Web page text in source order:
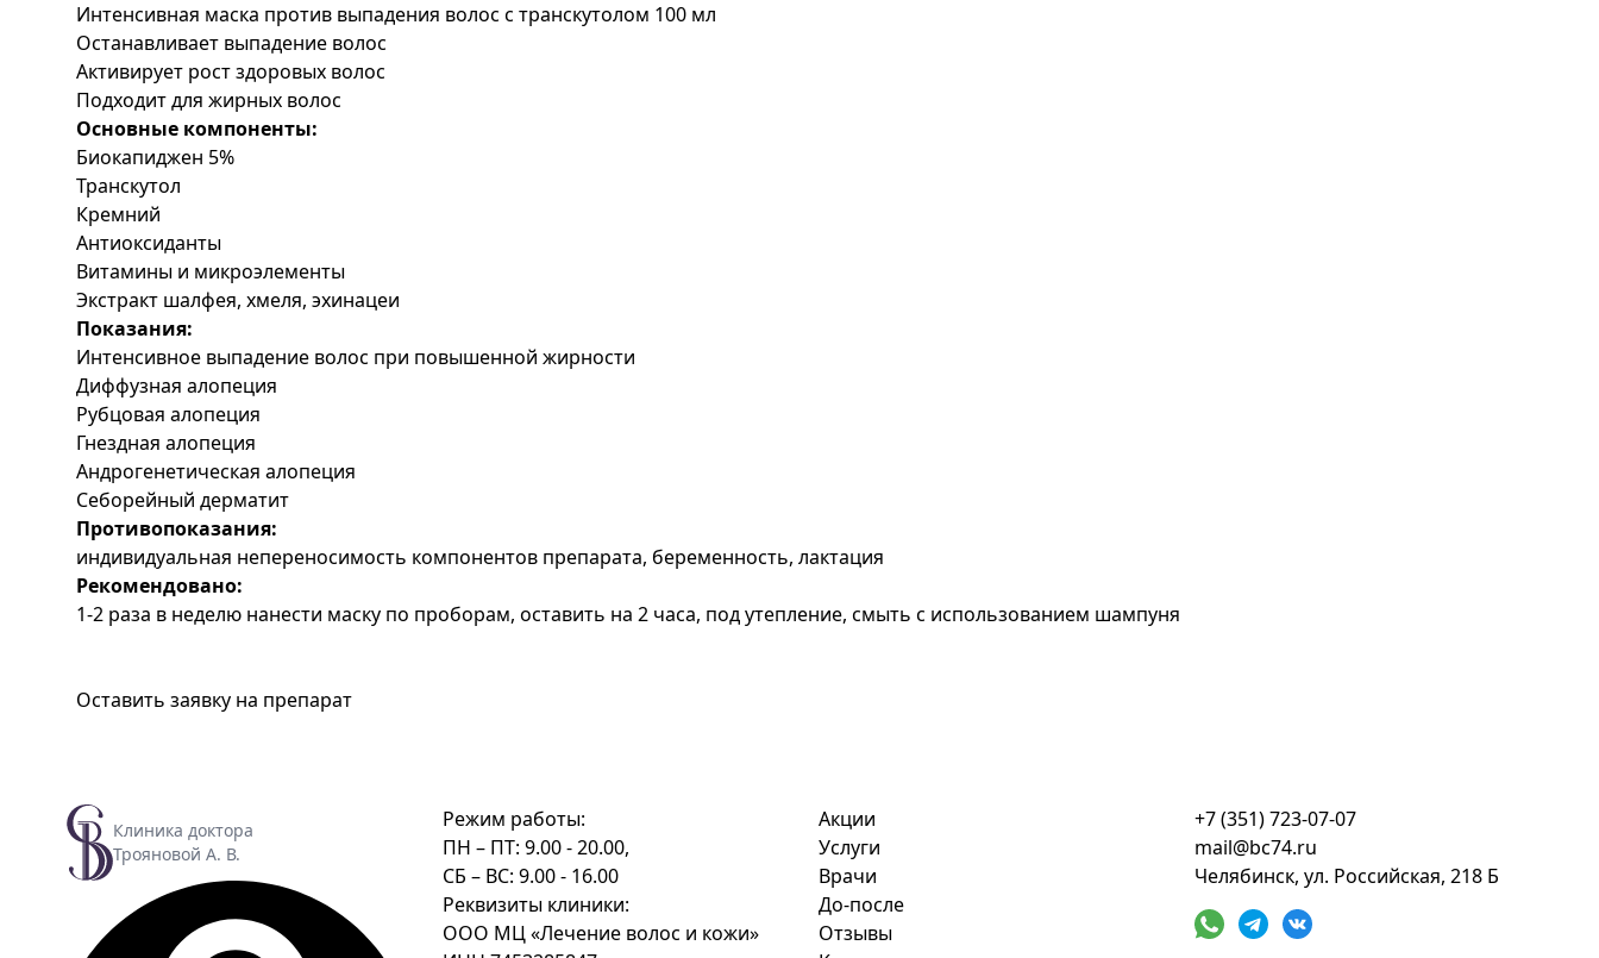
Интенсивная маска против выпадения волос с транскутолом 100 мл
Останавливает выпадение волос
Активирует рост здоровых волос
Подходит для жирных волос
Основные компоненты:
Биокапиджен 5%
Транскутол
Кремний
Антиоксиданты
Витамины и микроэлементы
Экстракт шалфея, хмеля, эхинацеи
Показания:
Интенсивное выпадение волос при повышенной жирности
Диффузная алопеция
Рубцовая алопеция
Гнездная алопеция
Андрогенетическая алопеция
Себорейный дерматит
Противопоказания:
индивидуальная непереносимость компонентов препарата, беременность, лактация
Рекомендовано:
1-2 раза в неделю нанести маску по проборам, оставить на 2 часа, под утепление, смыть с использованием шампуня
Оставить заявку на препарат
Клиника доктора
Трояновой А. В.
Режим работы:
ПН – ПТ: 9.00 - 20.00,
СБ – ВС: 9.00 - 16.00
Реквизиты клиники:
ООО МЦ «Лечение волос и кожи»
Акции
Услуги
Врачи
До-после
Отзывы
+7 (351) 723-07-07
mail@bc74.ru
Челябинск, ул. Российская, 218 Б